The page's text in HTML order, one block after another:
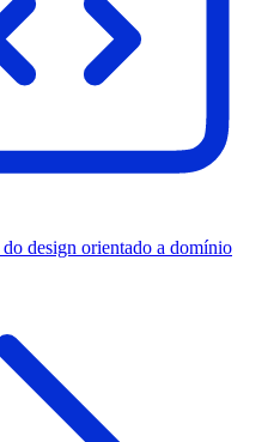
design orientado a domínio